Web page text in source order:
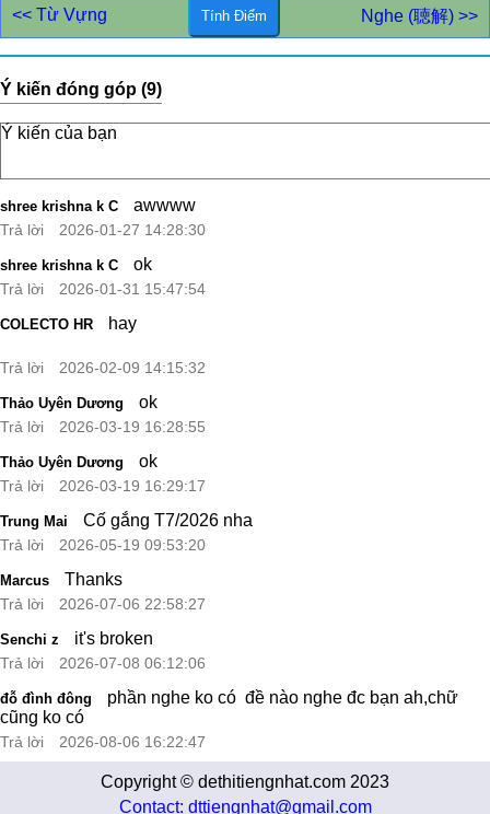
<< Từ Vựng Nghe (聴解) >>
Ý kiến đóng góp (9)
shree krishna k C awwww
Trả lời 2026-01-27 14:28:30
shree krishna k C ok
Trả lời 2026-01-31 15:47:54
COLECTO HR hay
Trả lời 2026-02-09 14:15:32
Thảo Uyên Dương ok
Trả lời 2026-03-19 16:28:55
Thảo Uyên Dương ok
Trả lời 2026-03-19 16:29:17
Trung Mai Cố gắng T7/2026 nha
Trả lời 2026-05-19 09:53:20
Marcus Thanks
Trả lời 2026-07-06 22:58:27
Senchi z it's broken
Trả lời 2026-07-08 06:12:06
đỗ đình đông
phần nghe ko có đề nào nghe đc bạn ah,chữ
cũng ko có
Trả lời 2026-08-06 16:22:47
Copyright © dethitiengnhat.com 2023
Contact: dttiengnhat@gmail.com